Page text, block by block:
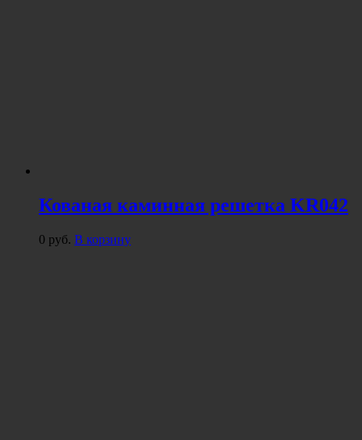
Кованая каминная решетка KR042
0 руб. В корзину